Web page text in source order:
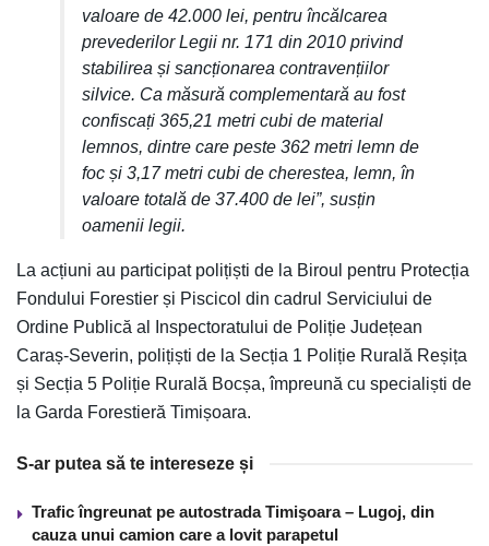
valoare de 42.000 lei, pentru încălcarea
prevederilor Legii nr. 171 din 2010 privind
stabilirea și sancționarea contravențiilor
silvice. Ca măsură complementară au fost
confiscați 365,21 metri cubi de material
lemnos, dintre care peste 362 metri lemn de
foc și 3,17 metri cubi de cherestea, lemn, în
valoare totală de 37.400 de lei”, susțin
oamenii legii.
La acțiuni au participat polițiști de la Biroul pentru Protecția
Fondului Forestier și Piscicol din cadrul Serviciului de
Ordine Publică al Inspectoratului de Poliție Județean
Caraș-Severin, polițiști de la Secția 1 Poliție Rurală Reșița
și Secția 5 Poliție Rurală Bocșa, împreună cu specialiști de
la Garda Forestieră Timișoara.
S-ar putea să te intereseze și
Trafic îngreunat pe autostrada Timişoara – Lugoj, din
cauza unui camion care a lovit parapetul